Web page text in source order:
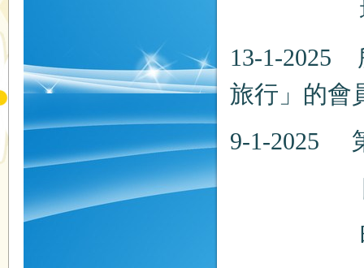
地點
13-1-2025
旅行」的會
9-1-2025
時間：